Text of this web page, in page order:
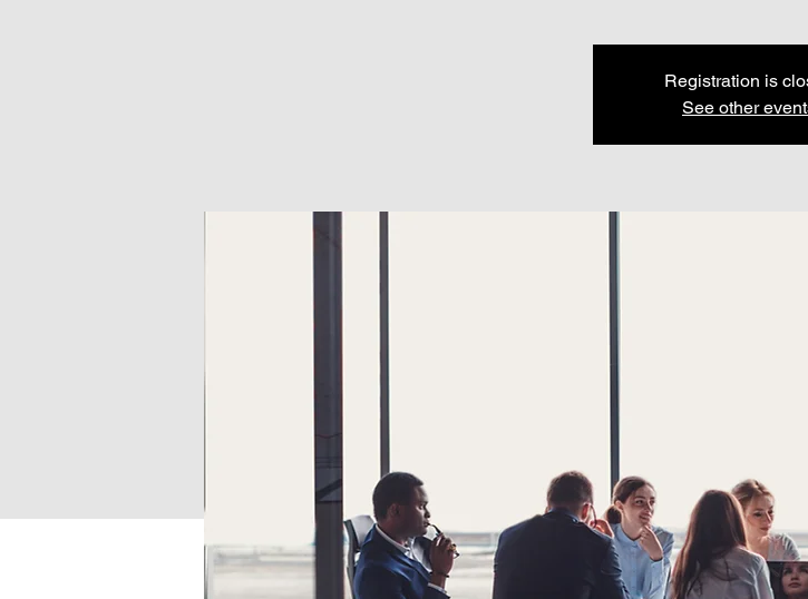
Registration is
See other